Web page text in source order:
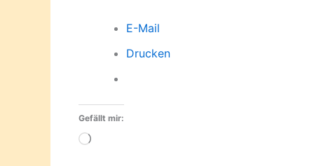
E-Mail
Drucken
Gefällt mir:
Wird